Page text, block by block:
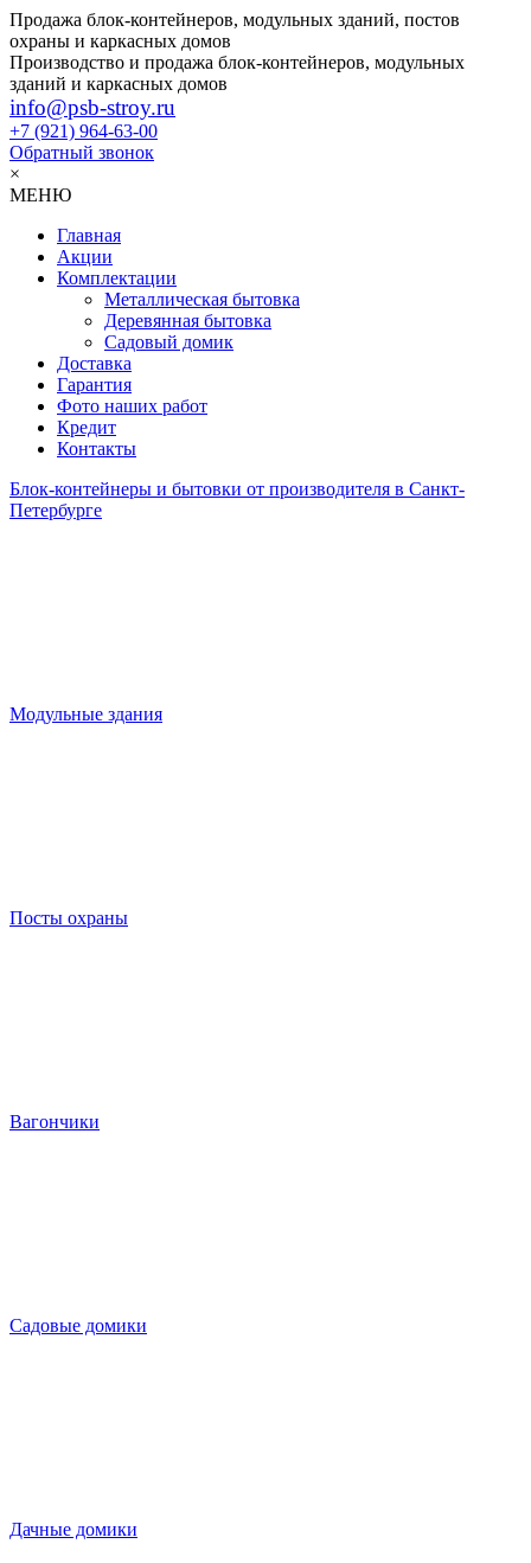
Продажа блок-контейнеров, модульных зданий, постов
охраны и каркасных домов
Производство и продажа блок-контейнеров, модульных
зданий и каркасных домов
info@psb-stroy.ru
+7 (921) 964-63-00
Обратный звонок
×
МЕНЮ
Главная
Акции
Комплектации
Металлическая бытовка
Деревянная бытовка
Садовый домик
Доставка
Гарантия
Фото наших работ
Кредит
Контакты
Блок-контейнеры и бытовки от производителя в Санкт-
Петербурге
Модульные здания
Посты охраны
Вагончики
Садовые домики
Дачные домики